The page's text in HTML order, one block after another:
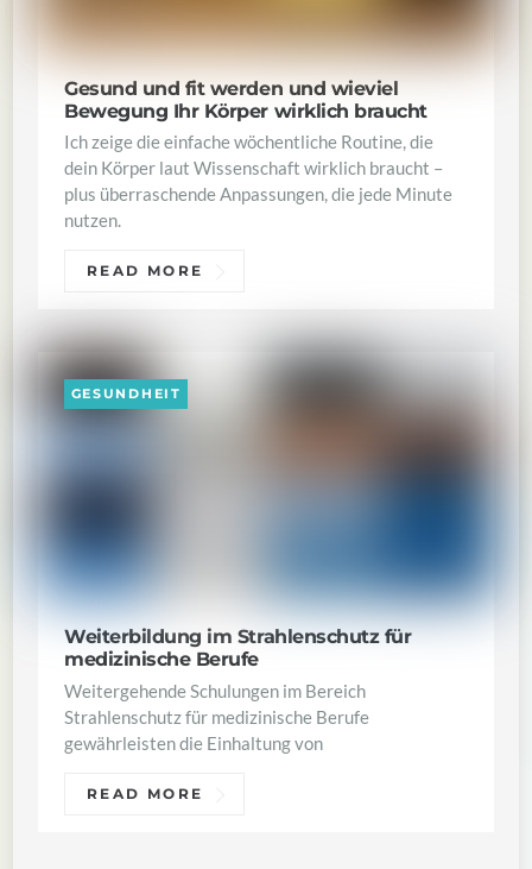
Gesund und fit werden und wieviel
Bewegung Ihr Körper wirklich braucht
Ich zeige die einfache wöchentliche Routine, die
dein Körper laut Wissenschaft wirklich braucht –
plus überraschende Anpassungen, die jede Minute
nutzen.
READ MORE
Weiterbildung im Strahlenschutz für
medizinische Berufe
GESUNDHEIT
Weitergehende Schulungen im Bereich
Strahlenschutz für medizinische Berufe
gewährleisten die Einhaltung von
READ MORE